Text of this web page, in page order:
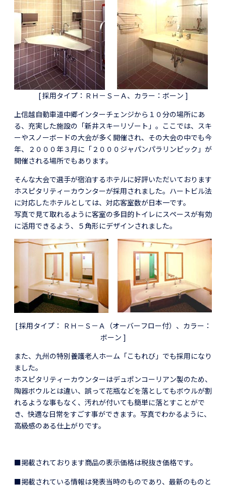
[ 採用タイプ：ＲＨ－Ｓ－Ａ、カラー：ボーン ]
上信越自動車道中郷インターチェンジから１０分の場所にあ
る、充実した施設の「新井スキーリゾート」。ここでは、スキ
ーやスノーボードの大会が多く開催され、その大会の中でも今
年、２０００年３月に「２０００ジャパンパラリンピック」が
開催される場所でもあります。
そんな大会で選手が宿泊するホテルに好評いただいております
ホスピタリティーカウンターが採用されました。ハートビル法
に対応したホテルとしては、対応客室数が日本一です。
写真で見て取れるように客室の多目的トイレにスペースが有効
に活用できるよう、５角形にデザインされました。
[ 採用タイプ： ＲＨ－Ｓ－Ａ（オーバーフロー付）、カラー：
ボーン ]
また、九州の特別養護老人ホーム「こもれび」でも採用になり
ました。
ホスピタリティーカウンターはデュポンコーリアン製のため、
陶器ボウルとは違い、誤って花瓶などを落としてもボウルが割
れるような事もなく、汚れが付いても簡単に落とすことがで
き、快適な日常をすごす事ができます。写真でわかるように、
高級感のある仕上がりです。
■掲載されております商品の表示価格は税抜き価格です。
■掲載されている情報は発表当時のものであり、最新のものと